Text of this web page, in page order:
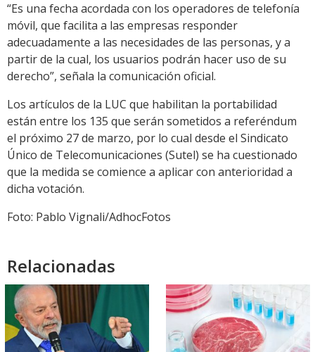
“Es una fecha acordada con los operadores de telefonía
móvil, que facilita a las empresas responder
adecuadamente a las necesidades de las personas, y a
partir de la cual, los usuarios podrán hacer uso de su
derecho”, señala la comunicación oficial.
Los artículos de la LUC que habilitan la portabilidad
están entre los 135 que serán sometidos a referéndum
el próximo 27 de marzo, por lo cual desde el Sindicato
Único de Telecomunicaciones (Sutel) se ha cuestionado
que la medida se comience a aplicar con anterioridad a
dicha votación.
Foto: Pablo Vignali/AdhocFotos
Relacionadas